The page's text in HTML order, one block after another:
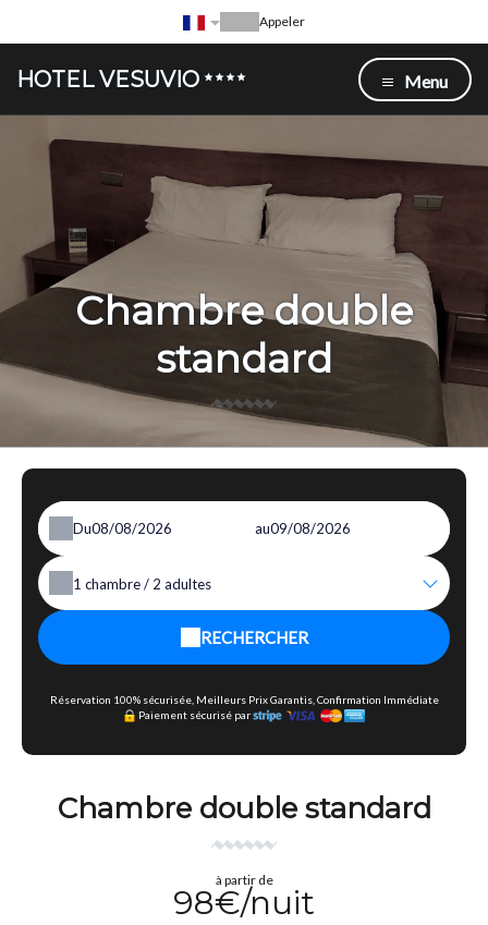
Appeler
HOTEL VESUVIO Menu
Chambre double
standard
Du au
1 chambre / 2 adultes
RECHERCHER
Réservation 100% sécurisée, Meilleurs Prix Garantis, Confirmation Immédiate
Paiement sécurisé par
Chambre double standard
à partir de
98€/nuit